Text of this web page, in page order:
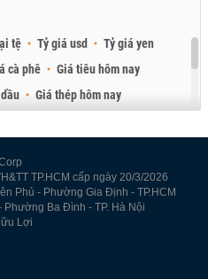
tệ Tỷ giá usd
Tỷ giá yen
cà phê
Giá tiêu hôm nay
Giá thép hôm nay
TP.HCM cấp ngày 20/3/2026
Phủ - Phường Gia Định - TP.HCM
Phường Ba Đình - TP. Hà Nội
Lợi